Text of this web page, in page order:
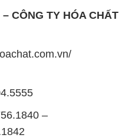
CÔNG TY HÓA CHẤT
–